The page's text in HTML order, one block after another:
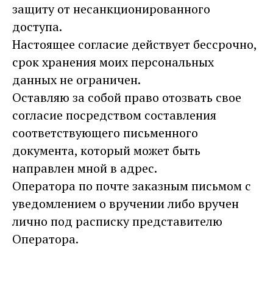
защиту от несанкционированного
доступа.
Настоящее согласие действует бессрочно,
срок хранения моих персональных
данных не ограничен.
Оставляю за собой право отозвать свое
согласие посредством составления
соответствующего письменного
документа, который может быть
направлен мной в адрес.
Оператора по почте заказным письмом с
уведомлением о вручении либо вручен
лично под расписку представителю
Оператора.